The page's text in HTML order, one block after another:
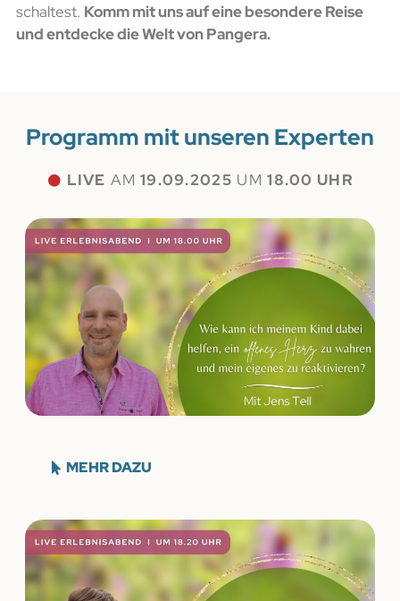
schaltest. Komm mit uns auf eine besondere Reise
und entdecke die Welt von Pangera.
Programm mit unseren Experten
LIVE AM 19.09.2025 UM18.00 UHR
MEHR DAZU